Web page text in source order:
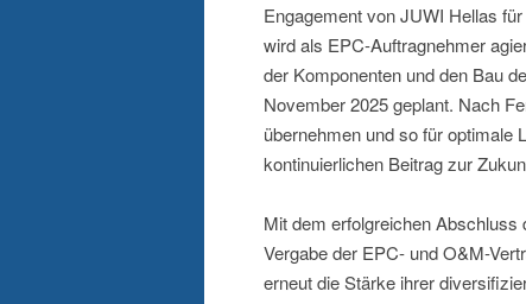
Engagement von JUWI Hellas
wird als EPC-Auftragnehmer
der Komponenten und den Bau
November 2025 geplant. Nach
übernehmen und so für optimale
kontinuierlichen Beitrag zur
Mit dem erfolgreichen Abschluss
Vergabe der EPC- und O&M-
erneut die Stärke ihrer